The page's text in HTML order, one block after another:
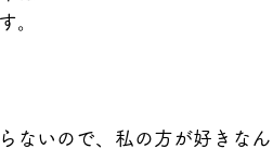
。
ないので、私の方が好きな